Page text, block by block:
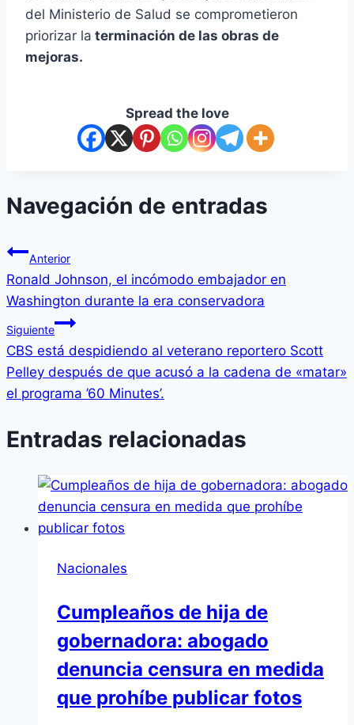
del Ministerio de Salud se comprometieron
priorizar la terminación de las obras de
mejoras.
Spread the love
Navegación de entradas
Anterior
Ronald Johnson, el incómodo embajador en
Washington durante la era conservadora
Siguiente
CBS está despidiendo al veterano reportero Scott
Pelley después de que acusó a la cadena de «matar»
el programa ’60 Minutes’.
Entradas relacionadas
Nacionales
Cumpleaños de hija de
gobernadora: abogado
denuncia censura en medida
que prohíbe publicar fotos